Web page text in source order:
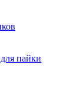
пайки